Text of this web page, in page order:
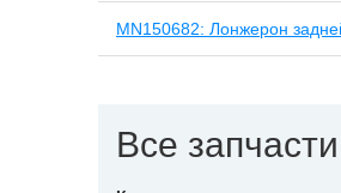
MN150682: Лонжерон
Все